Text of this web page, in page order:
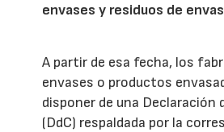
envases y residuos de
A partir de esa fecha, los
envases o productos
disponer de una Declaración
(DdC) respaldada por la